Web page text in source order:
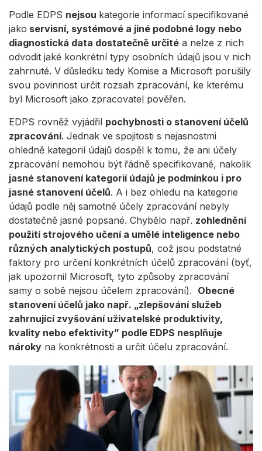
Podle EDPS nejsou kategorie informací specifikované
jako servisní, systémové a jiné podobné logy nebo
diagnostická data dostatečně určité a nelze z nich
odvodit jaké konkrétní typy osobních údajů jsou v nich
zahrnuté. V důsledku tedy Komise a Microsoft porušily
svou povinnost určit rozsah zpracování, ke kterému
byl Microsoft jako zpracovatel pověřen.
EDPS rovněž vyjádřil pochybnosti o stanovení účelů
zpracování. Jednak ve spojitosti s nejasnostmi
ohledně kategorií údajů dospěl k tomu, že ani účely
zpracování nemohou být řádně specifikované, nakolik
jasné stanovení kategorií údajů je podmínkou i pro
jasné stanovení účelů. A i bez ohledu na kategorie
údajů podle něj samotné účely zpracování nebyly
dostatečně jasné popsané. Chybělo např. zohlednění
použití strojového učení a umělé inteligence nebo
různých analytických postupů, což jsou podstatné
faktory pro určení konkrétních účelů zpracování (byť,
jak upozornil Microsoft, tyto způsoby zpracování
samy o sobě nejsou účelem zpracování). Obecné
stanovení účelů jako např. „zlepšování služeb
zahrnující zvyšování uživatelské produktivity,
kvality nebo efektivity” podle EDPS nesplňuje
nároky na konkrétnosti a určit účelu zpracování.